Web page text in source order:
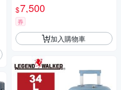
$7,500
券
加入購物車